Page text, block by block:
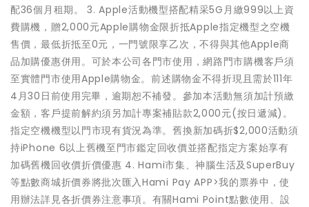
配36個月租期。 3. Apple活動機型搭配精采5G月繳999以上資
費購機，贈2,000元Apple購物金限折抵Apple指定機型之空機
售價，最低折抵至0元，一門號限享乙次，不得與其他Apple商
品加購優惠併用。可於本公司各門市使用，網路門市購機客戶須
至實體門市使用Apple購物金。前述購物金不得折現且需於111年
4月30日前使用完畢，逾期恕不補發。參加本活動無須加計預繳
金額，客戶提前解約須另加計專案補貼款2,000元(按日遞減)。
指定空機機型以門市現有貨況為準。舊換新加碼折$2,000活動須
持iPhone 6以上舊機至門市鑑定回收價並搭配指定方案始享有
加碼舊機回收價折價優惠 4. Hami市集、神腦生活及SuperBuy
等點數商城折價券將批次匯入Hami Pay APP>我的票券中，使
用辦法詳見各折價券注意事項。有關Hami Point點數使用、設